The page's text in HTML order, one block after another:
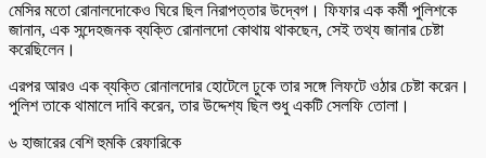
মেসির মতো রোনালদোকেও ঘিরে ছিল নিরাপত্তার উদ্বেগ। ফিফার এক কর্মী পুলিশকে
জানান, এক সন্দেহজনক ব্যক্তি রোনালদো কোথায় থাকছেন, সেই তথ্য জানার চেষ্টা
করেছিলেন।
এরপর আরও এক ব্যক্তি রোনালদোর হোটেলে ঢুকে তার সঙ্গে লিফটে ওঠার চেষ্টা করেন।
পুলিশ তাকে থামালে দাবি করেন, তার উদ্দেশ্য ছিল শুধু একটি সেলফি তোলা।
৬ হাজারের বেশি হুমকি রেফারিকে